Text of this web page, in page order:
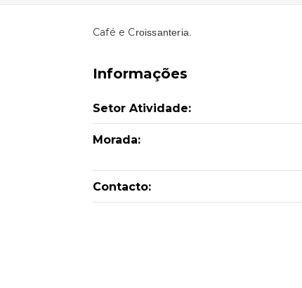
Café e Croissanteria.
Informações
Setor Atividade:
Morada:
Contacto: